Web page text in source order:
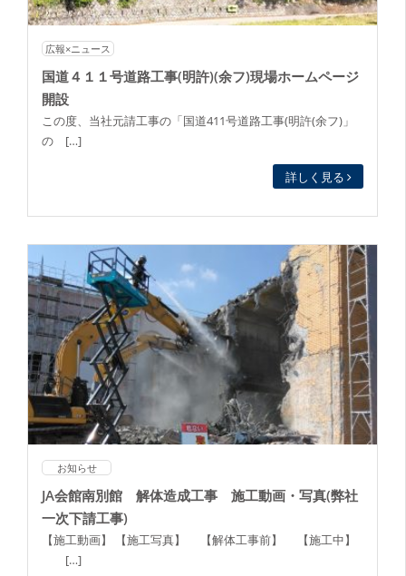
広報×ニュース
国道４１１号道路工事(明許)(余フ)現場ホームページ
開設
この度、当社元請工事の「国道411号道路工事(明許(余フ)」
の […]
詳しく見る
お知らせ
JA会館南別館 解体造成工事 施工動画・写真(弊社
一次下請工事)
【施工動画】 【施工写真】 【解体工事前】 【施工中】
[…]